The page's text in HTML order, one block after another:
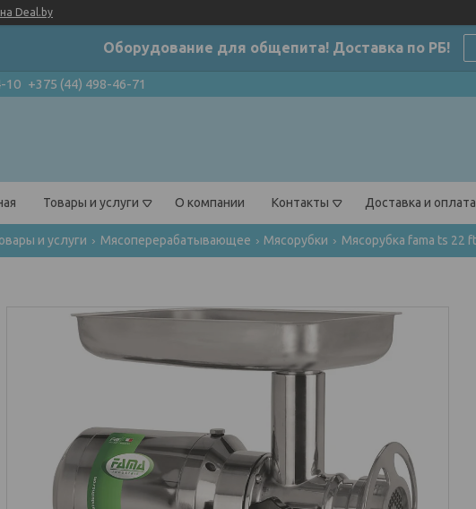
Deal.by
Оборудование для общепита! Доставка по РБ!
10 +375 (44) 498-46-71
Товары и услуги О компании Контакты Доставка и оплата
и услуги Мясоперерабатывающее Мясорубки Мясорубка fama ts 22